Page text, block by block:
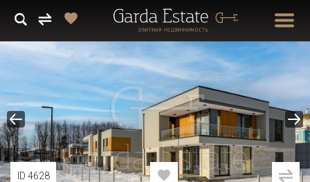
ID 4628